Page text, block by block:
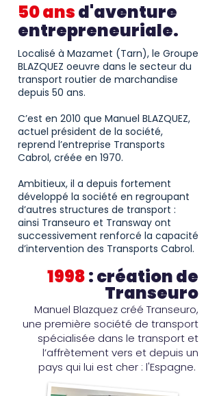
50 ansd'aventure
entrepreneuriale.
Localisé à Mazamet (Tarn), le Groupe
BLAZQUEZ oeuvre dans le secteur du
transport routier de marchandise
depuis 50 ans.
C’est en 2010 que Manuel BLAZQUEZ,
actuel président de la société,
reprend l’entreprise Transports
Cabrol, créée en 1970.
Ambitieux, il a depuis fortement
développé la société en regroupant
d’autres structures de transport :
ainsi Transeuro et Transway ont
successivement renforcé la capacité
d’intervention des Transports Cabrol.
1998: création de
Transeuro
Manuel Blazquez créé Transeuro,
une première société de transport
spécialisée dans le transport et
l’affrètement vers et depuis un
pays qui lui est cher : l'Espagne.